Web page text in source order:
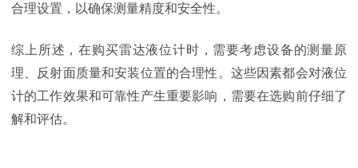
合理设置，以确保测量精度和安全性。
综上所述，在购买雷达液位计时，需要考虑设备的测量原
理、反射面质量和安装位置的合理性。这些因素都会对液位
计的工作效果和可靠性产生重要影响，需要在选购前仔细了
解和评估。